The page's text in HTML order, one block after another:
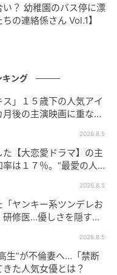
て「実験と証明」の
ジェクトで自らの限
って「B'z」という母
がこのシングルだ。
のものが放つ、一閃
という波に飲み込ま
し、その最前線で波
れでもあった。 リス
のB'zが最高である」
ある。
のない地平
クリエイターが抱え
？ 幼稚園のバス停に漂
の連絡係さん Vol.1】
キング
」１５歳下の人気アイ
後の主演映画に重なっ
2026.8.5
【大恋愛ドラマ】の主
は１７％。“最愛の人と
2026.8.5
ヤンキー系ツンデレお
修医…優しさを隠す役
2026.8.5
生”が不倫妻へ…「禁断
た人気女優とは？